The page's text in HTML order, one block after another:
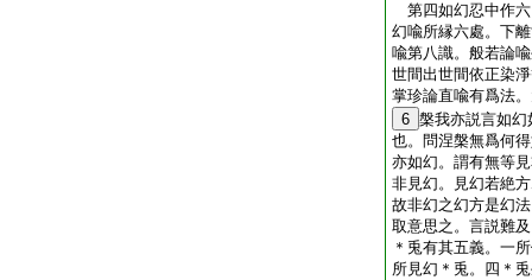
第四如幻忍中作
幻喩所縁六處。下
喩第八識。般若論
世間出世間依正染
掌珍論直喩有爲法
6 槃我亦説言如
也。問涅槃無爲何
亦如幻。謂有無等
非見幻。見幻若絶
故非幻之幻方是幻
取意思之。言説難
＊兎有其五義。一
所見幻＊兎。四＊